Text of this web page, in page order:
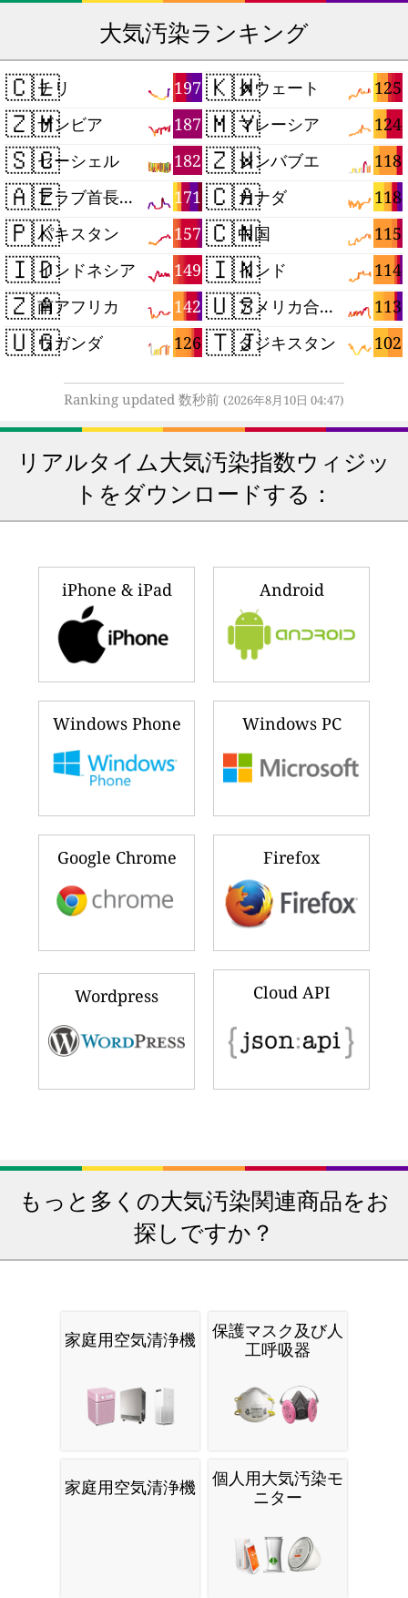
大気汚染ランキング
🇨🇱 197
チリ
🇿🇲 187
ザンビア
🇸🇨 182
セーシェル
🇦🇪 171
アラブ首長国連邦
🇵🇰 157
パキスタン
🇮🇩 149
インドネシア
🇿🇦 142
南アフリカ
🇺🇬 126
ウガンダ
🇰🇼 125
クウェート
🇲🇾 124
マレーシア
🇿🇼 118
ジンバブエ
🇨🇦 118
カナダ
🇨🇳 115
中国
🇮🇳 114
インド
🇺🇸 113
アメリカ合衆国
🇹🇯 102
タジキスタン
Ranking updated 数秒前 (2026年8月10日 04:47)
リアルタイム大気汚染指数ウィジッ
トをダウンロードする：
iPhone & iPad Android
Windows Phone Windows PC
Google Chrome Firefox
Wordpress Cloud API
もっと多くの大気汚染関連商品をお
探しですか？
家庭用空気清浄機
保護マスク及び人
工呼吸器
家庭用空気清浄機
個人用大気汚染モ
ニター